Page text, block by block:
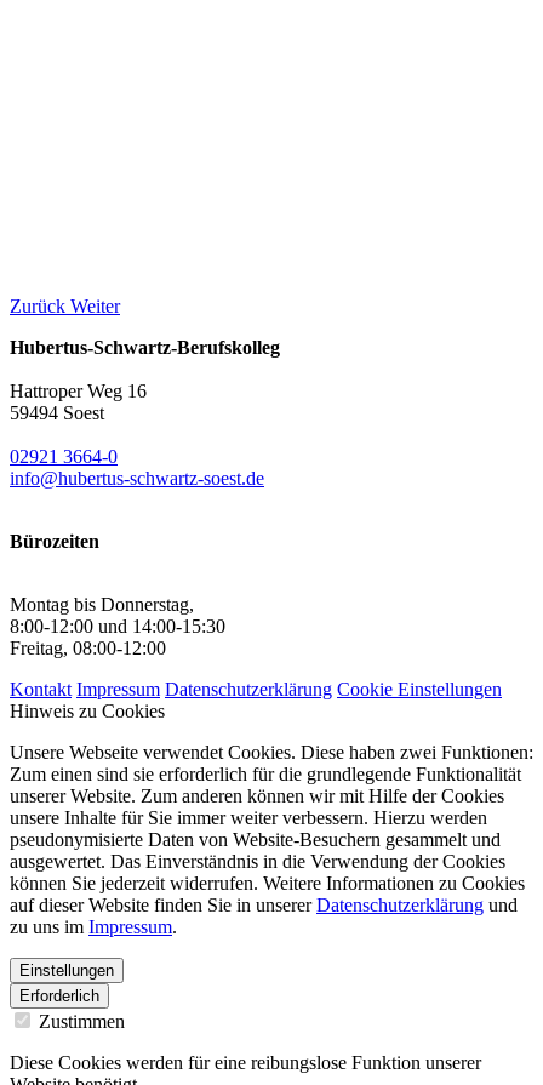
Zurück Weiter
Hubertus-Schwartz-Berufskolleg
Hattroper Weg 16
59494 Soest
02921 3664-0
info@hubertus-schwartz-soest.de
Bürozeiten
Montag bis Donnerstag,
8:00-12:00 und 14:00-15:30
Freitag, 08:00-12:00
Kontakt Impressum Datenschutzerklärung Cookie Einstellungen
Hinweis zu Cookies
Unsere Webseite verwendet Cookies. Diese haben zwei Funktionen:
Zum einen sind sie erforderlich für die grundlegende Funktionalität
unserer Website. Zum anderen können wir mit Hilfe der Cookies
unsere Inhalte für Sie immer weiter verbessern. Hierzu werden
pseudonymisierte Daten von Website-Besuchern gesammelt und
ausgewertet. Das Einverständnis in die Verwendung der Cookies
können Sie jederzeit widerrufen. Weitere Informationen zu Cookies
auf dieser Website finden Sie in unsererDatenschutzerklärung und
zu uns im Impressum.
Einstellungen
Erforderlich
Zustimmen
Diese Cookies werden für eine reibungslose Funktion unserer